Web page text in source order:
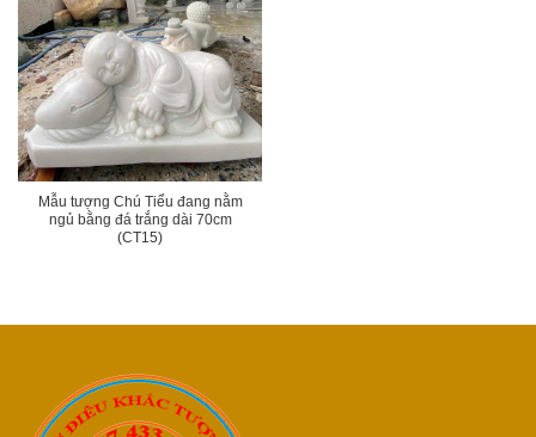
Mẫu tượng Chú Tiểu đang nằm
ngủ bằng đá trắng dài 70cm
(CT15)